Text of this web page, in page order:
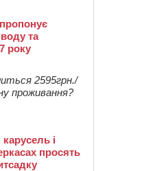
та
року
2595грн./
проживання?
і
просять